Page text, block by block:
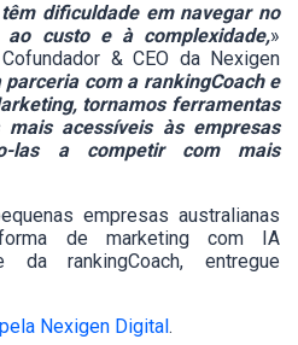
dificuldade em navegar no
custo e à complexidade,»
& CEO da Nexigen
com a rankingCoach e
tornamos ferramentas
acessíveis às empresas
las a competir com mais
empresas australianas
de marketing com IA
da rankingCoach, entregue
Nexigen Digital .